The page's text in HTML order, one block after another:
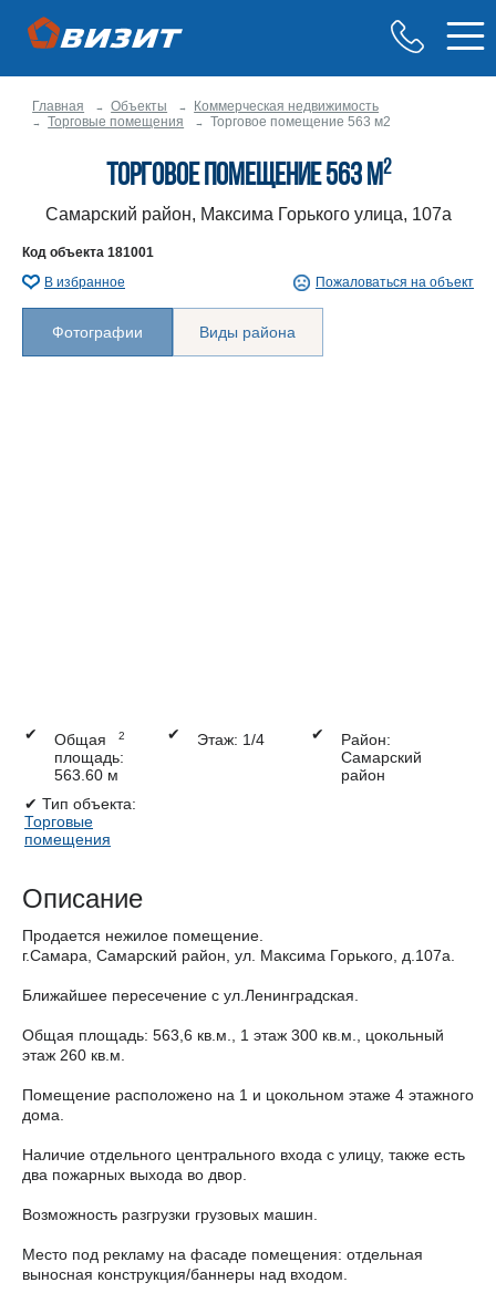
Главная Объекты
Коммерческая недвижимость
Торговые помещения
Торговое помещение 563 м2
Торговое помещение 563 м2
Самарский район, Максима Горького улица, 107а
Код объекта 181001
В избранное
Пожаловаться на объект
Фотографии Виды района
✔
Общая
площадь:
563.60 м
2 ✔ Этаж: 1/4 ✔
Район:
Самарский
район
✔ Тип объекта:
Торговые
помещения
Описание
Продается нежилое помещение.
г.Самара, Самарский район, ул. Максима Горького, д.107а.
Ближайшее пересечение с ул.Ленинградская.
Общая площадь: 563,6 кв.м., 1 этаж 300 кв.м., цокольный
этаж 260 кв.м.
Помещение расположено на 1 и цокольном этаже 4 этажного
дома.
Наличие отдельного центрального входа с улицу, также есть
два пожарных выхода во двор.
Возможность разгрузки грузовых машин.
Место под рекламу на фасаде помещения: отдельная
выносная конструкция/баннеры над входом.